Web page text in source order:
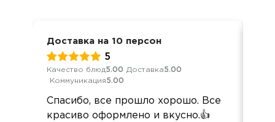
Доставка на 10 персон
5
Качество блюд5.00 Доставка5.00
Коммуникация5.00
Спасибо, все прошло хорошо. Все
красиво оформлено и вкусно.👍